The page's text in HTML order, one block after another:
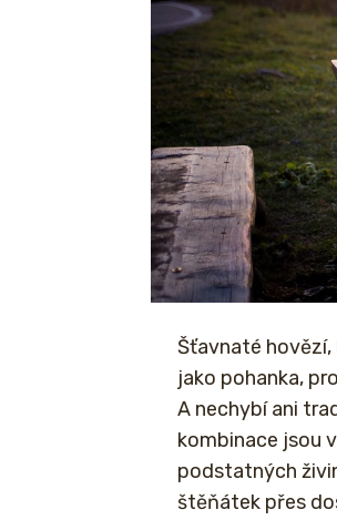
Šťavnaté hovězí,
jako pohanka,
A nechybí ani
kombinace jsou
podstatných
štěňátek přes